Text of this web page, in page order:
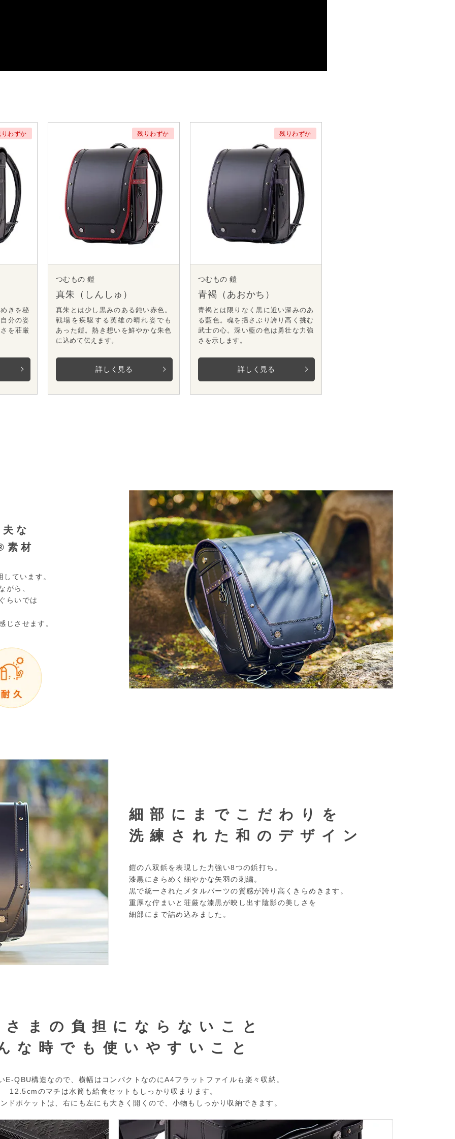
りわずか
きを秘
分の姿
を荘厳
残りわずか
つむもの 鎧
真朱（しんしゅ）
真朱とは少し黒みのある鈍い赤色。
戦場を疾駆する英雄の晴れ姿でも
あった鎧。熱き想いを鮮やかな朱色
に込めて伝えます。
詳しく見る
残りわずか
つむもの 鎧
青褐（あおかち）
青褐とは限りなく黒に近い深みのあ
る藍色。魂を揺さぶり誇り高く挑む
武士の心。深い藍の色は勇壮な力強
さを示します。
詳しく見る
な
素材
ています。
がら、
らいでは
じさせます。
細部にまでこだわりを
洗練された和のデザイン
鎧の八双鋲を表現した力強い8つの鋲打ち。
漆黒にきらめく細やかな矢羽の刺繍。
黒で統一されたメタルパーツの質感が誇り高くきらめきます。
重厚な佇まいと荘厳な漆黒が映し出す陰影の美しさを
細部にまで詰め込みました。
さまの負担にならないこと
な時でも使いやすいこと
E-QBU構造なので、 横幅はコンパクトなのにA4フラットファイルも楽々収納。
12.5cmのマチは水筒も給食セットもしっかり収まります。
ドポケットは、右にも左にも大きく開くので、 小物もしっかり収納できます。